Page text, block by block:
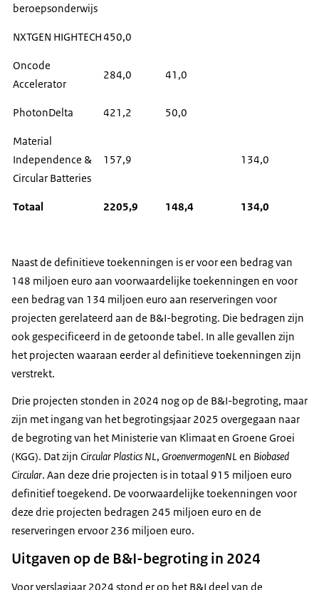
beroepsonderwijs
NXTGEN HIGHTECH 450,0
Oncode
Accelerator
284,0 41,0
PhotonDelta 421,2 50,0
Material
Independence &
Circular Batteries
157,9 134,0
Totaal 2205,9 148,4 134,0
Naast de definitieve toekenningen is er voor een bedrag van
148 miljoen euro aan voorwaardelijke toekenningen en voor
een bedrag van 134 miljoen euro aan reserveringen voor
projecten gerelateerd aan de B&I-begroting. Die bedragen zijn
ook gespecificeerd in de getoonde tabel. In alle gevallen zijn
het projecten waaraan eerder al definitieve toekenningen zijn
verstrekt.
Drie projecten stonden in 2024 nog op de B&I-begroting, maar
zijn met ingang van het begrotingsjaar 2025 overgegaan naar
de begroting van het Ministerie van Klimaat en Groene Groei
(KGG). Dat zijn Circular Plastics NL, GroenvermogenNLen Biobased
Circular. Aan deze drie projecten is in totaal 915 miljoen euro
definitief toegekend. De voorwaardelijke toekenningen voor
deze drie projecten bedragen 245 miljoen euro en de
reserveringen ervoor 236 miljoen euro.
Uitgaven op de B&I-begroting in 2024
Voor verslagjaar 2024 stond er op het B&I deel van de